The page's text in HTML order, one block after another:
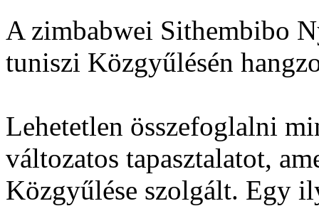
A zimbabwei Sithembibo
tuniszi Közgyűlésén
Lehetetlen összefoglalni
változatos tapasztalatot,
Közgyűlése szolgált. Egy